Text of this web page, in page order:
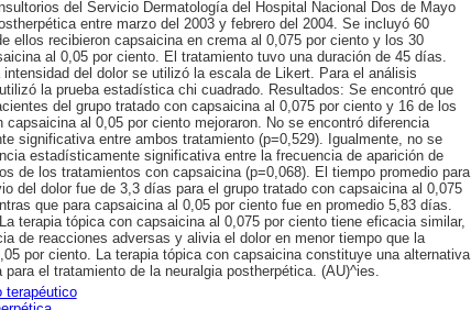
del Servicio Dermatología del Hospital Nacional Dos de Mayo
entre marzo del 2003 y febrero del 2004. Se incluyó 60
ellos recibieron capsaicina en crema al 0,075 por ciento y los 30
al 0,05 por ciento. El tratamiento tuvo una duración de 45 días.
intensidad del dolor se utilizó la escala de Likert. Para el análisis
la prueba estadística chi cuadrado. Resultados: Se encontró que
del grupo tratado con capsaicina al 0,075 por ciento y 16 de los
capsaicina al 0,05 por ciento mejoraron. No se encontró diferencia
significativa entre ambos tratamiento (p=0,529). Igualmente, no se
estadísticamente significativa entre la frecuencia de aparición de
de los tratamientos con capsaicina (p=0,068). El tiempo promedio para
del dolor fue de 3,3 días para el grupo tratado con capsaicina al 0,075
que para capsaicina al 0,05 por ciento fue en promedio 5,83 días.
terapia tópica con capsaicina al 0,075 por ciento tiene eficacia similar,
de reacciones adversas y alivia el dolor en menor tiempo que la
por ciento. La terapia tópica con capsaicina constituye una alternativa
el tratamiento de la neuralgia postherpética. (AU)^ies.
terapéutico